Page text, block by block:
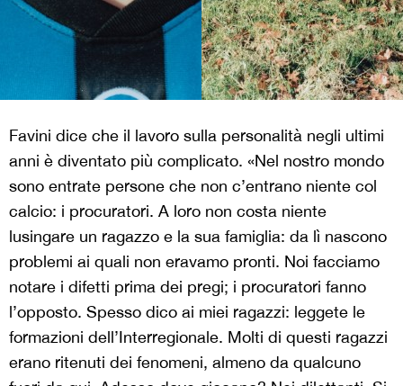
Favini dice che il lavoro sulla personalità negli ultimi
anni è diventato più complicato. «Nel nostro mondo
sono entrate persone che non c’entrano niente col
calcio: i procuratori. A loro non costa niente
lusingare un ragazzo e la sua famiglia: da lì nascono
problemi ai quali non eravamo pronti. Noi facciamo
notare i difetti prima dei pregi; i procuratori fanno
l’opposto. Spesso dico ai miei ragazzi: leggete le
formazioni dell’Interregionale. Molti di questi ragazzi
erano ritenuti dei fenomeni, almeno da qualcuno